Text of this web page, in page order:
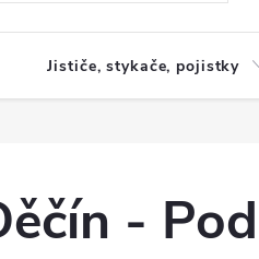
Jističe, stykače, pojistky
-